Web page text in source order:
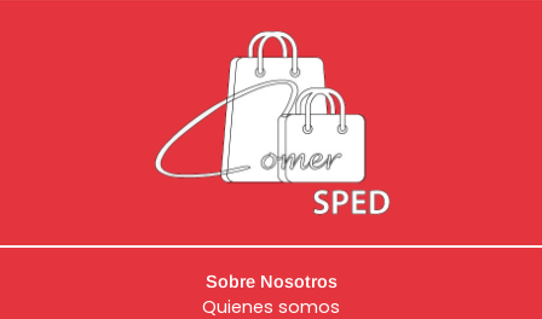
Sobre Nosotros
Quienes somos